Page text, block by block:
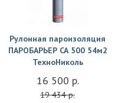
Рулонная пароизоляция
ПАРОБАРЬЕР СА 500 54м2
ТехноНиколь
16 500 р.
19 434 р.